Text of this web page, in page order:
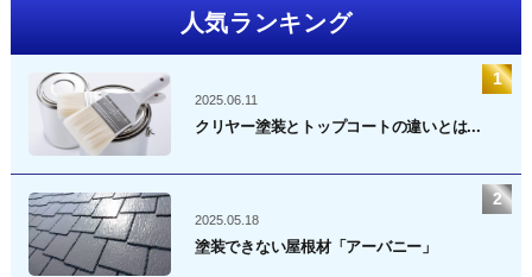
人気ランキング
2025.06.11
クリヤー塗装とトップコートの違いとは...
2025.05.18
塗装できない屋根材「アーバニー」